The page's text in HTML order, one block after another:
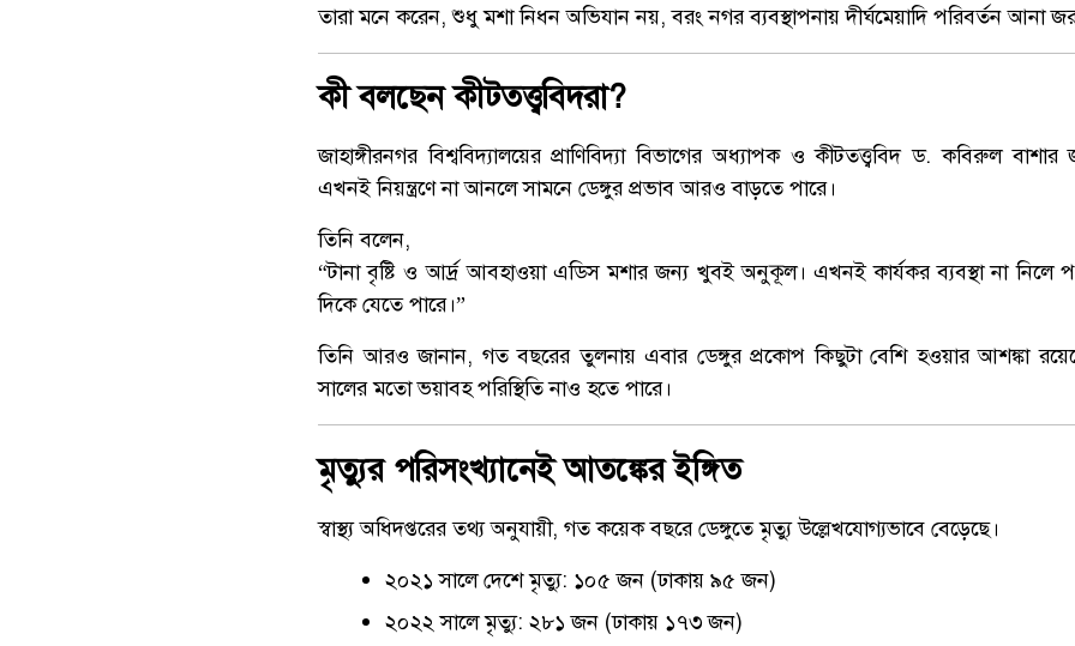
তারা মনে করেন, শুধু মশা নিধন অভিযান নয়, বরং নগর ব্যবস্থাপনায় দীর্ঘমেয়াদি পরিবর্তন আনা
কী বলছেন কীটতত্ত্ববিদরা?
জাহাঙ্গীরনগর বিশ্ববিদ্যালয়ের প্রাণিবিদ্যা বিভাগের অধ্যাপক ও কীটতত্ত্ববিদ ড. কবিরুল বাশার
এখনই নিয়ন্ত্রণে না আনলে সামনে ডেঙ্গুর প্রভাব আরও বাড়তে পারে।
তিনি বলেন,
“টানা বৃষ্টি ও আর্দ্র আবহাওয়া এডিস মশার জন্য খুবই অনুকূল। এখনই কার্যকর ব্যবস্থা না নিলে
দিকে যেতে পারে।”
তিনি আরও জানান, গত বছরের তুলনায় এবার ডেঙ্গুর প্রকোপ কিছুটা বেশি হওয়ার আশঙ্কা
সালের মতো ভয়াবহ পরিস্থিতি নাও হতে পারে।
মৃত্যুর পরিসংখ্যানেই আতঙ্কের ইঙ্গিত
স্বাস্থ্য অধিদপ্তরের তথ্য অনুযায়ী, গত কয়েক বছরে ডেঙ্গুতে মৃত্যু উল্লেখযোগ্যভাবে বেড়েছে।
২০২১ সালে দেশে মৃত্যু: ১০৫ জন (ঢাকায় ৯৫ জন)
২০২২ সালে মৃত্যু: ২৮১ জন (ঢাকায় ১৭৩ জন)